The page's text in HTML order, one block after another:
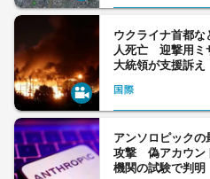
ウクライナ首都
人死亡 迎撃用ミ
大統領が支援訴え
国際
アンソロピック
攻撃 偽アカウン
機関の試験で判明